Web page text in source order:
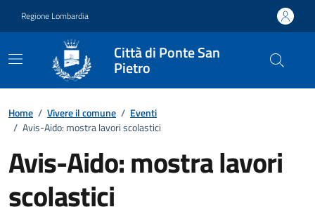
Regione Lombardia
Città di Ponte San
Pietro
Home / Vivere il comune / Eventi
/ Avis-Aido: mostra lavori scolastici
Avis-Aido: mostra lavori
scolastici